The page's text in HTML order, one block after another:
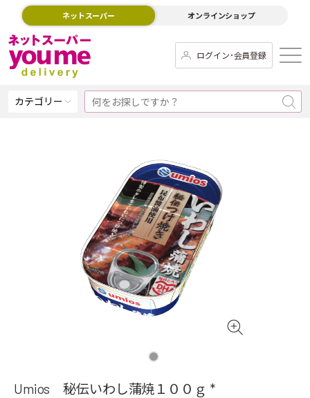
ネットスーパー オンラインショップ
ログイン･会員登録
カテゴリー
Umios 秘伝いわし蒲焼１００ｇ *